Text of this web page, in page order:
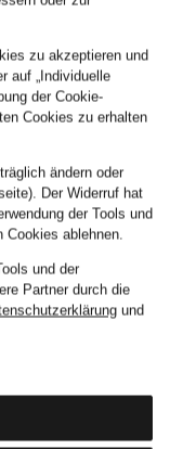
€
Hemdbluse
Materialmix
39,99 €
Bestpreis:
zu akzeptieren und
auf „Individuelle
der Cookie-
Cookies zu erhalten
ändern oder
Der Widerruf hat
der Tools und
ablehnen.
und der
Partner durch die
und